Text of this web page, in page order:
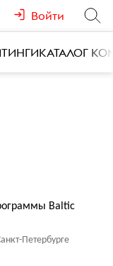
Войти
КАТАЛОГ
Baltic
Петербурге